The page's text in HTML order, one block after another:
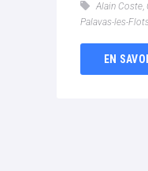
Alain Coste,
Palavas-les-
EN